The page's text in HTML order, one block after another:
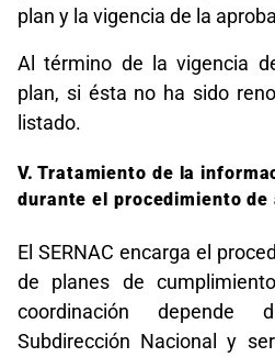
plan y la vigencia de la
Al término de la vigencia
plan, si ésta no ha sido
listado.
Tratamiento de la
durante el procedimiento de
El SERNAC encarga el
de planes de
coordinación depende
Subdirección Nacional y